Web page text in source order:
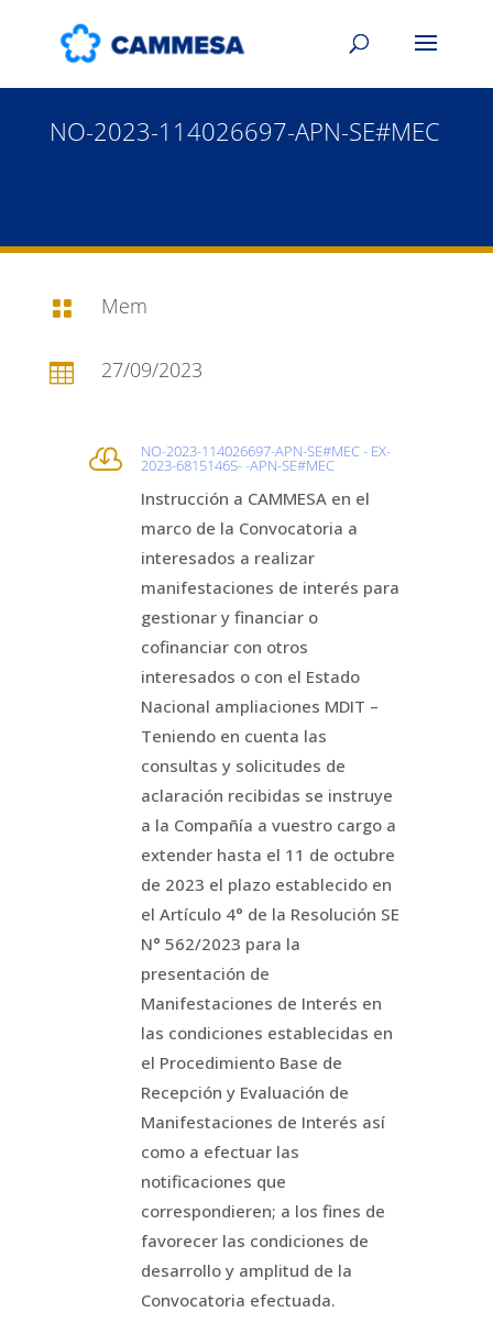
NO-2023-114026697-APN-SE#MEC
 Mem
 27/09/2023
 NO-2023-114026697-APN-SE#MEC - EX-
2023-68151465- -APN-SE#MEC
Instrucción a CAMMESA en el
marco de la Convocatoria a
interesados a realizar
manifestaciones de interés para
gestionar y financiar o
cofinanciar con otros
interesados o con el Estado
Nacional ampliaciones MDIT –
Teniendo en cuenta las
consultas y solicitudes de
aclaración recibidas se instruye
a la Compañía a vuestro cargo a
extender hasta el 11 de octubre
de 2023 el plazo establecido en
el Artículo 4° de la Resolución SE
N° 562/2023 para la
presentación de
Manifestaciones de Interés en
las condiciones establecidas en
el Procedimiento Base de
Recepción y Evaluación de
Manifestaciones de Interés así
como a efectuar las
notificaciones que
correspondieren; a los fines de
favorecer las condiciones de
desarrollo y amplitud de la
Convocatoria efectuada.